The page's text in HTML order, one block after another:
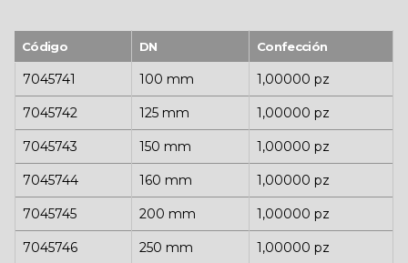
Código DN Confección
7045741 100 mm 1,00000 pz
7045742 125 mm 1,00000 pz
7045743 150 mm 1,00000 pz
7045744 160 mm 1,00000 pz
7045745 200 mm 1,00000 pz
7045746 250 mm 1,00000 pz